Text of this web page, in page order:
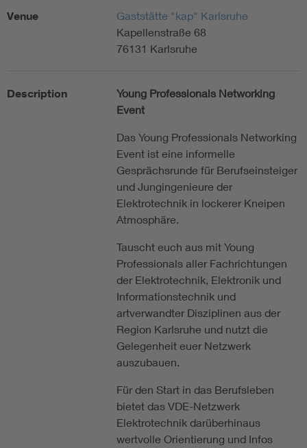
Venue
Gaststätte "kap" Karlsruhe
Kapellenstraße 68
76131 Karlsruhe
Description
Young Professionals Networking
Event
Das Young Professionals Networking
Event ist eine informelle
Gesprächsrunde für Berufseinsteiger
und Jungingenieure der
Elektrotechnik in lockerer Kneipen
Atmosphäre.
Tauscht euch aus mit Young
Professionals aller Fachrichtungen
der Elektrotechnik, Elektronik und
Informationstechnik und
artverwandter Disziplinen aus der
Region Karlsruhe und nutzt die
Gelegenheit euer Netzwerk
auszubauen.
Für den Start in das Berufsleben
bietet das VDE-Netzwerk
Elektrotechnik darüberhinaus
wertvolle Orientierung und Infos